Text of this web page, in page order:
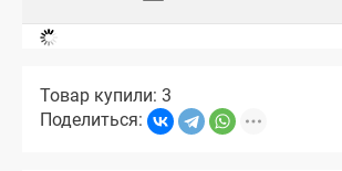
Товар купили: 3
Поделиться: